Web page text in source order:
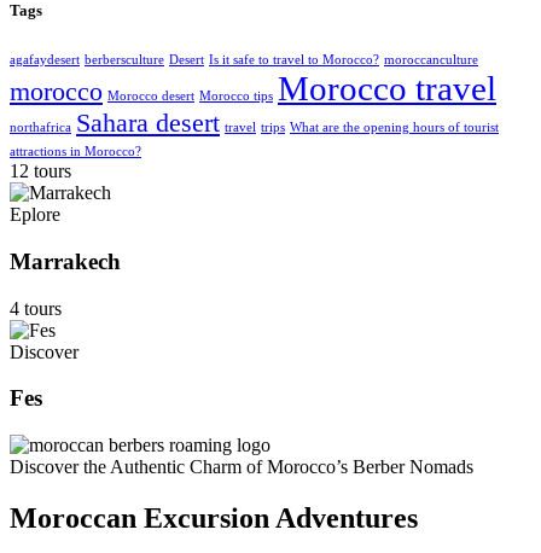
Tags
agafaydesert berbersculture Desert Is it safe to travel to Morocco? moroccanculture
morocco Morocco desert Morocco tips Morocco travel
northafrica Sahara desert travel trips What are the opening hours of tourist
attractions in Morocco?
12 tours
Eplore
Marrakech
4 tours
Discover
Fes
Discover the Authentic Charm of Morocco’s Berber Nomads
Moroccan Excursion Adventures